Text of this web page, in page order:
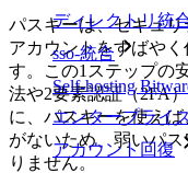
ディレクトリ統
sso-統合
Self-hosting
エンタープライ
アカウント回復
パスキーは、セキュリ
アカウントをすばや
す。この1ステップの
法や2要素認証（2FA
に、パスキーを使え
がないため、弱いパ
りません。